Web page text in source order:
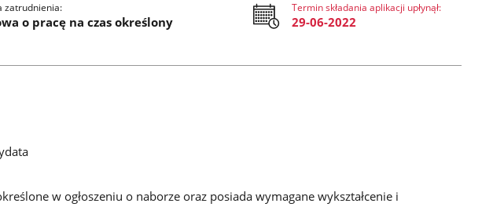
zatrudnienia:
o pracę na czas określony
Termin składania aplikacji upłynął:
29-06-2022
w ogłoszeniu o naborze oraz posiada wymagane wykształcenie i